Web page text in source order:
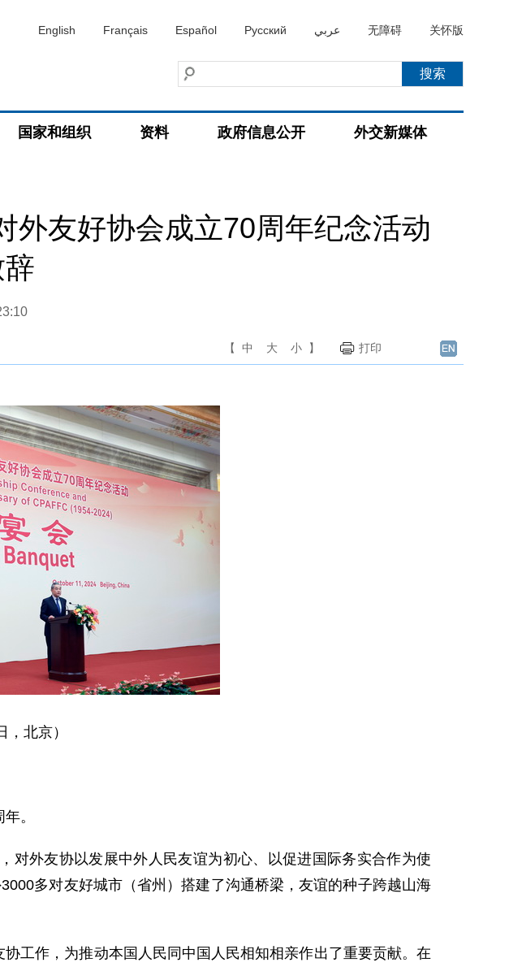
English Français Español Русский عربي 无障碍 关怀版
国家和组织 资料 政府信息公开 外交新媒体
外友好协会成立70周年纪念活动
辞
【 中 大 小 】 打印
，北京）
。
对外友协以发展中外人民友谊为初心、以促进国际务实合作为使
多对友好城市（省州）搭建了沟通桥梁，友谊的种子跨越山海
工作，为推动本国人民同中国人民相知相亲作出了重要贡献。在